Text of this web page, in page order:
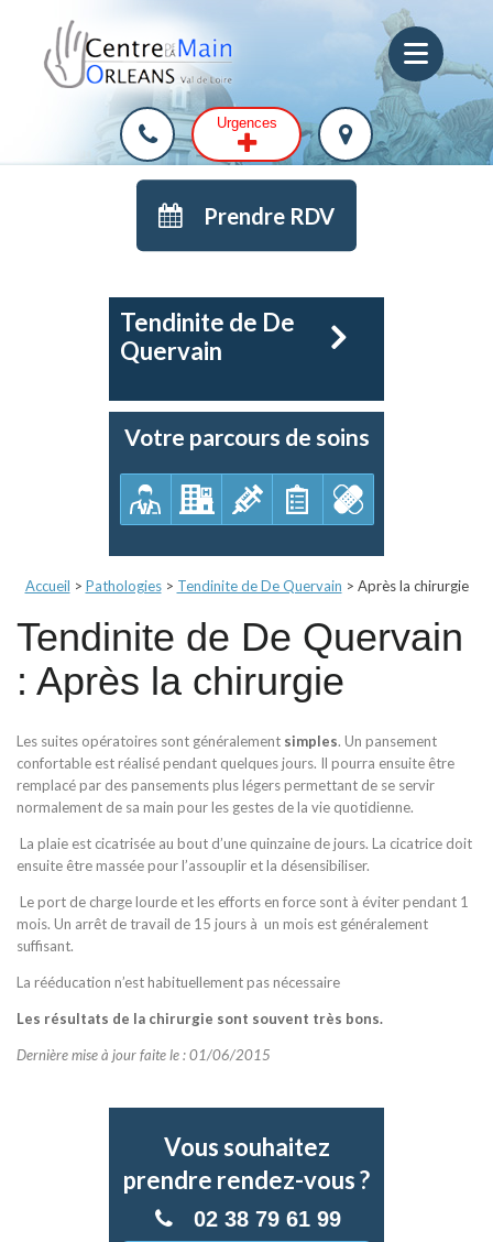
Urgences
Prendre RDV
Tendinite de De
Quervain
Votre parcours de soins
Accueil > Pathologies> Tendinite de De Quervain > Après la chirurgie
Tendinite de De Quervain
: Après la chirurgie
Les suites opératoires sont généralement simples. Un pansement
confortable est réalisé pendant quelques jours. Il pourra ensuite être
remplacé par des pansements plus légers permettant de se servir
normalement de sa main pour les gestes de la vie quotidienne.
La plaie est cicatrisée au bout d’une quinzaine de jours. La cicatrice doit
ensuite être massée pour l’assouplir et la désensibiliser.
Le port de charge lourde et les efforts en force sont à éviter pendant 1
mois. Un arrêt de travail de 15 jours à un mois est généralement
suffisant.
La rééducation n’est habituellement pas nécessaire
Les résultats de la chirurgie sont souvent très bons.
Dernière mise à jour faite le : 01/06/2015
Vous souhaitez
prendre rendez-vous ?
02 38 79 61 99